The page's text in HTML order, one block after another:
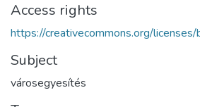
Access rights
https://creativecommons.org/
Subject
városegyesítés